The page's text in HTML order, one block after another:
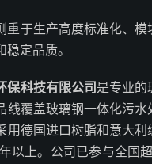
重于生产高度标准化、模
定品质。
保科技有限公司 是专业的
线覆盖玻璃钢一体化污水
用德国进口树脂和意大
以上。公司已参与全国